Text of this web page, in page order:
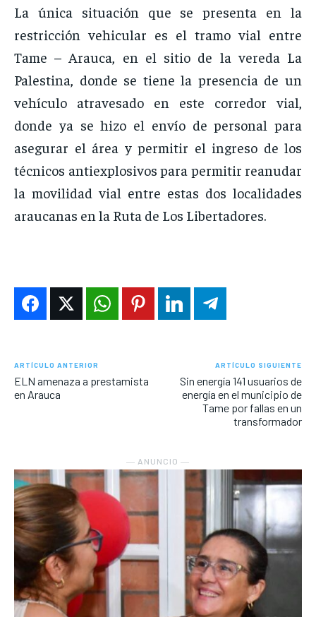
La única situación que se presenta en la
restricción vehicular es el tramo vial entre
Tame – Arauca, en el sitio de la vereda La
Palestina, donde se tiene la presencia de un
vehículo atravesado en este corredor vial,
donde ya se hizo el envío de personal para
asegurar el área y permitir el ingreso de los
técnicos antiexplosivos para permitir reanudar
la movilidad vial entre estas dos localidades
araucanas en la Ruta de Los Libertadores.
ARTÍCULO ANTERIOR
ELN amenaza a prestamista
en Arauca
ARTÍCULO SIGUIENTE
Sin energía 141 usuarios de
energía en el municipio de
Tame por fallas en un
transformador
― ANUNCIO ―